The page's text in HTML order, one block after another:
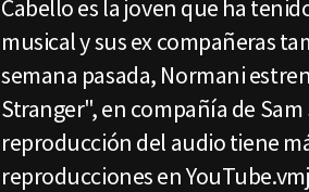
Cabello es la joven que ha
musical y sus ex compañeras
semana pasada, Normani
Stranger", en compañía de
reproducción del audio tiene
reproducciones en